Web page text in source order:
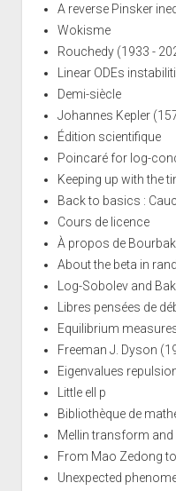
A reverse Pinsker
Wokisme
Rouchedy (1933 -
Linear ODEs
Demi-siècle
Johannes Kepler
Édition scientifique
Poincaré for log-
Keeping up with the
Back to basics :
Cours de licence
À propos de
About the beta in
Log-Sobolev and
Libres pensées de
Equilibrium
Freeman J. Dyson
Eigenvalues
Little ell p
Bibliothèque de
Mellin transform and
From Mao Zedong
Unexpected